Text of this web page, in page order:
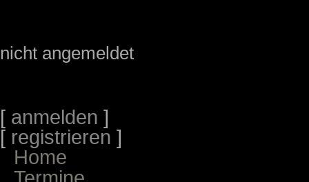
nicht angemeldet
[ anmelden ]
[ registrieren ]
Home